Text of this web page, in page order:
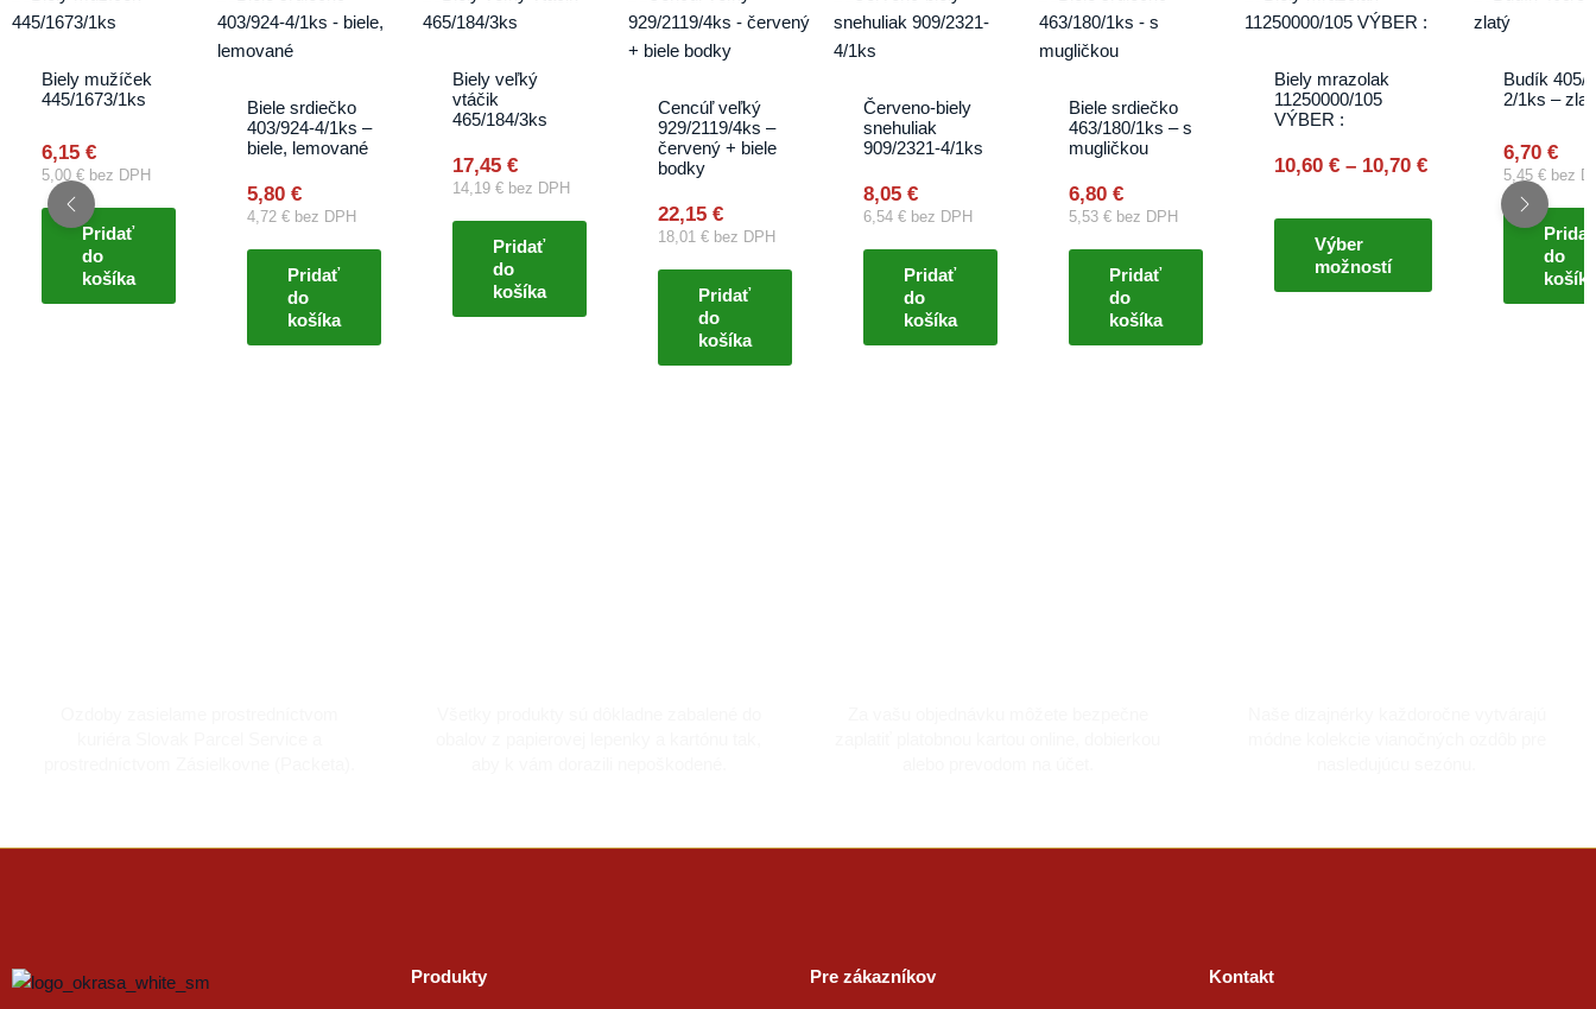
Biely mužíček
445/1673/1ks
6,15 €
5,00 € bez DPH
Pridať
do
košíka
Biele srdiečko
403/924-4/1ks –
biele, lemované
5,80 €
4,72 € bez DPH
Pridať
do
košíka
Biely veľký
vtáčik
465/184/3ks
17,45 €
14,19 € bez DPH
Pridať
do
košíka
Cencúľ veľký
929/2119/4ks –
červený + biele
bodky
22,15 €
18,01 € bez DPH
Pridať
do
košíka
Červeno-biely
snehuliak
909/2321-4/1ks
8,05 €
6,54 € bez DPH
Pridať
do
košíka
Biele srdiečko
463/180/1ks – s
mugličkou
6,80 €
5,53 € bez DPH
Pridať
do
košíka
Biely mrazolak
11250000/105
VÝBER :
10,60 € – 10,70 €
range:
Výber
možností
product
be
Budík 405/
2/1ks –
6,70 €
5,45 € bez
Pridať
do
košíka
Produkty Pre zákazníkov Kontakt